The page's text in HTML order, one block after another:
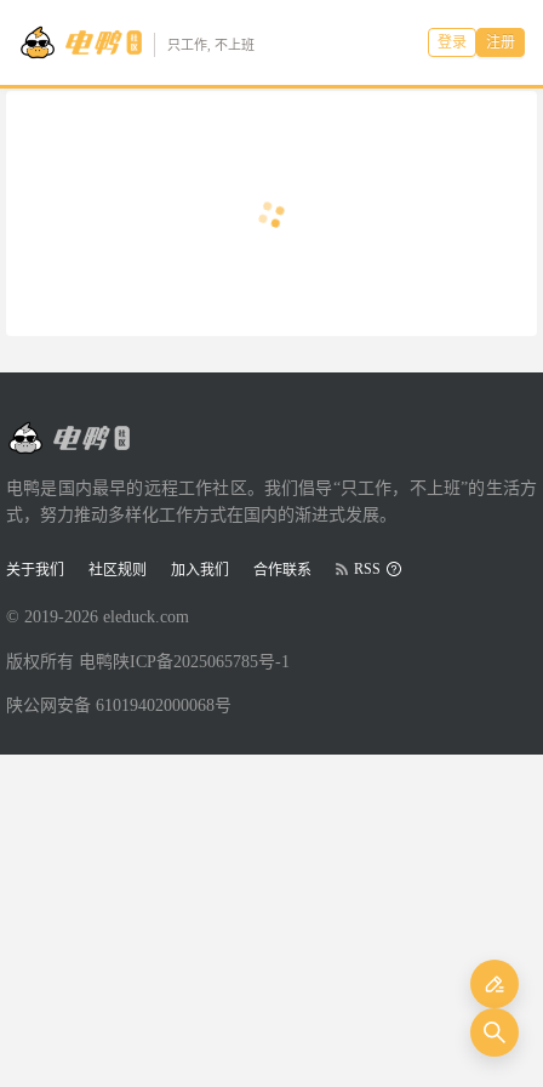
只工作, 不上班 登录 注册
电鸭是国内最早的远程工作社区。我们倡导“只工作，不上班”的生活方
式，努力推动多样化工作方式在国内的渐进式发展。
关于我们 社区规则 加入我们 合作联系 RSS
© 2019-2026 eleduck.com
版权所有 电鸭 陕ICP备2025065785号-1
陕公网安备 61019402000068号